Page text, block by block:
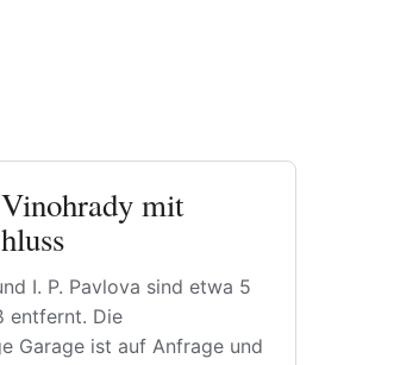
mit
I. P. Pavlova sind etwa 5
entfernt. Die
Garage ist auf Anfrage und